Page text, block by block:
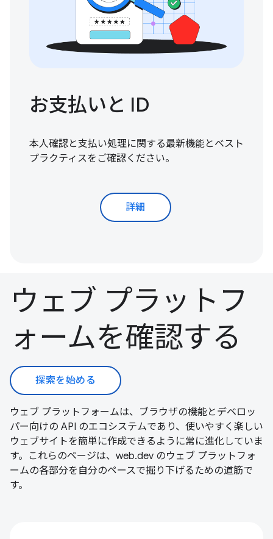
お支払いと ID
本人確認と支払い処理に関する最新機能とベスト
プラクティスをご確認ください。
詳細
ウェブ プラットフ
ォームを確認する
探索を始める
ウェブ プラットフォームは、ブラウザの機能とデベロッ
パー向けの API のエコシステムであり、使いやすく楽しい
ウェブサイトを簡単に作成できるように常に進化していま
す。これらのページは、web.dev のウェブ プラットフォ
ームの各部分を自分のペースで掘り下げるための道筋で
す。